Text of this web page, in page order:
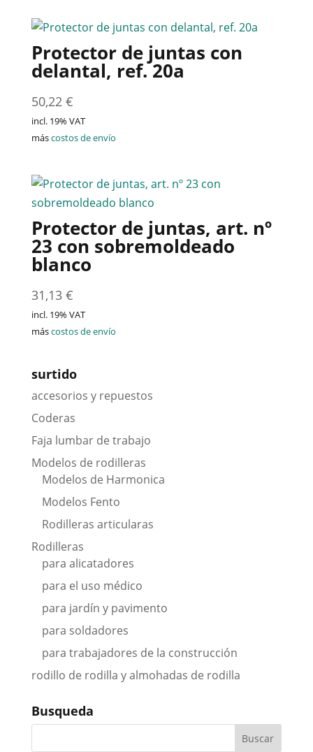
Protector de juntas con
delantal, ref. 20a
50,22 €
incl. 19% VAT
máscostos de envío
Protector de juntas, art. nº
23 con sobremoldeado
blanco
31,13 €
incl. 19% VAT
máscostos de envío
surtido
accesorios y repuestos
Coderas
Faja lumbar de trabajo
Modelos de rodilleras
Modelos de Harmonica
Modelos Fento
Rodilleras articularas
Rodilleras
para alicatadores
para el uso médico
para jardín y pavimento
para soldadores
para trabajadores de la construcción
rodillo de rodilla y almohadas de rodilla
Busqueda